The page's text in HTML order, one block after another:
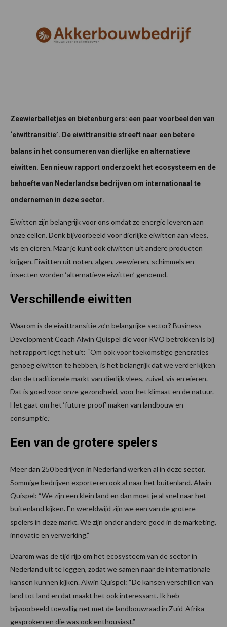
Zeewierballetjes en bietenburgers: een paar voorbeelden van
‘eiwittransitie’. De eiwittransitie streeft naar een betere
balans in het consumeren van dierlijke en alternatieve
eiwitten. Een nieuw rapport onderzoekt het ecosysteem en de
behoefte van Nederlandse bedrijven om internationaal te
ondernemen in deze sector.
Eiwitten zijn belangrijk voor ons omdat ze energie leveren aan
onze cellen. Denk bijvoorbeeld voor dierlijke eiwitten aan vlees,
vis en eieren. Maar je kunt ook eiwitten uit andere producten
krijgen. Eiwitten uit noten, algen, zeewieren, schimmels en
insecten worden ‘alternatieve eiwitten’ genoemd.
Verschillende eiwitten
Waarom is de eiwittransitie zo’n belangrijke sector? Business
Development Coach Alwin Quispel die voor RVO betrokken is bij
het rapport legt het uit: “Om ook voor toekomstige generaties
genoeg eiwitten te hebben, is het belangrijk dat we verder kijken
dan de traditionele markt van dierlijk vlees, zuivel, vis en eieren.
Dat is goed voor onze gezondheid, voor het klimaat en de natuur.
Het gaat om het ‘future-proof’ maken van landbouw en
consumptie.”
Een van de grotere spelers
Meer dan 250 bedrijven in Nederland werken al in deze sector.
Sommige bedrijven exporteren ook al naar het buitenland. Alwin
Quispel: “We zijn een klein land en dan moet je al snel naar het
buitenland kijken. En wereldwijd zijn we een van de grotere
spelers in deze markt. We zijn onder andere goed in de marketing,
innovatie en verwerking.”
Daarom was de tijd rijp om het ecosysteem van de sector in
Nederland uit te leggen, zodat we samen naar de internationale
kansen kunnen kijken. Alwin Quispel: “De kansen verschillen van
land tot land en dat maakt het ook interessant. Ik heb
bijvoorbeeld toevallig net met de landbouwraad in Zuid-Afrika
gesproken en die was ook enthousiast.”